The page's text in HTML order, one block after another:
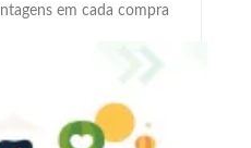
em cada compra